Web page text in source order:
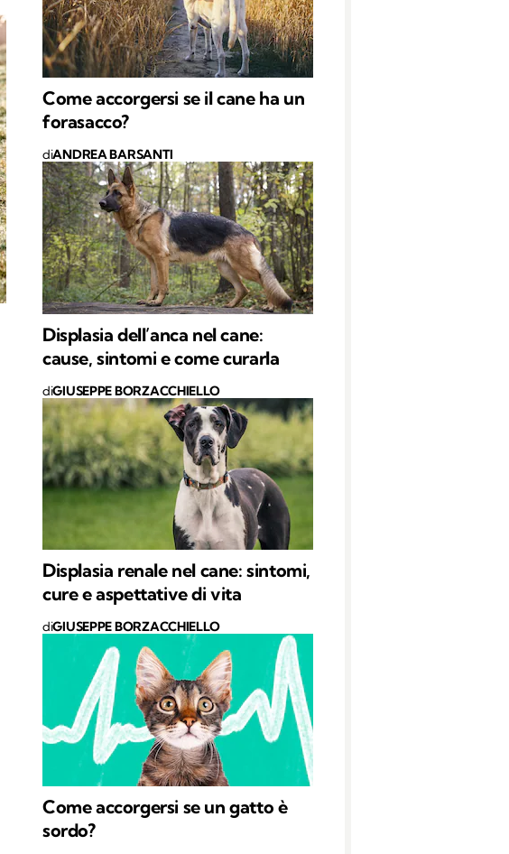
Come accorgersi se il cane ha un
forasacco?
diANDREA BARSANTI
Displasia dell’anca nel cane:
cause, sintomi e come curarla
diGIUSEPPE BORZACCHIELLO
Displasia renale nel cane: sintomi,
cure e aspettative di vita
diGIUSEPPE BORZACCHIELLO
Come accorgersi se un gatto è
sordo?